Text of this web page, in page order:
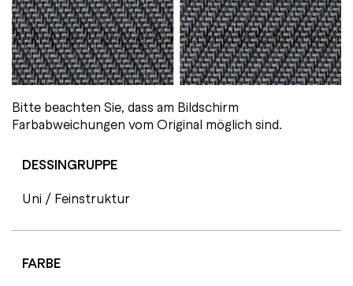
Bitte beachten Sie, dass am Bildschirm
Farbabweichungen vom Original möglich sind.
DESSINGRUPPE
Uni / Feinstruktur
FARBE